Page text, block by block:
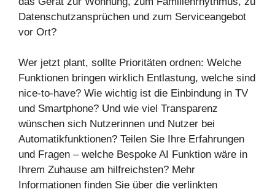
Datenschutzansprüchen und zum Serviceangebot
vor Ort?
Wer jetzt plant, sollte Prioritäten ordnen: Welche
Funktionen bringen wirklich Entlastung, welche sind
nice-to-have? Wie wichtig ist die Einbindung in TV
und Smartphone? Und wie viel Transparenz
wünschen sich Nutzerinnen und Nutzer bei
Automatikfunktionen? Teilen Sie Ihre Erfahrungen
und Fragen – welche Bespoke AI Funktion wäre in
Ihrem Zuhause am hilfreichsten? Mehr
Informationen finden Sie über die verlinkten